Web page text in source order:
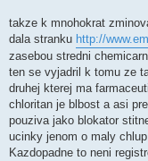
e
k
takze k mnohokrat
dala stranku http://
zasebou stredni
ten se vyjadril k tomu ze
druhej kterej ma
chloritan je blbost a asi
pouziva jako blokator
ucinky jenom o maly
Kazdopadne to neni